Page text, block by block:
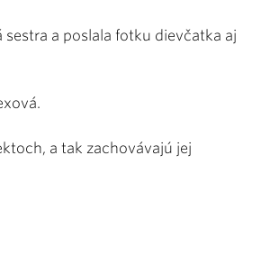
a poslala fotku dievčatka aj
a tak zachovávajú jej